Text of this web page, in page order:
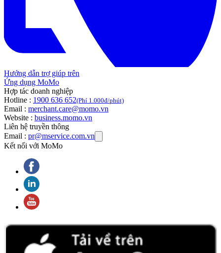
Hướng dẫn trợ giúp trên
Ứng dụng MoMo
Hợp tác doanh nghiệp
Hotline : 1900 636 652(Phí 1.000đ/phút)
Email : merchant.care@momo.vn
Website : business.momo.vn
Liên hệ truyền thông
Email : pr@mservice.com.vn
Kết nối với MoMo